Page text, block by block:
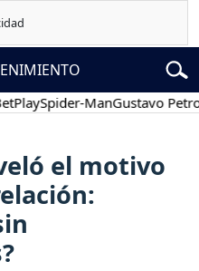
Spider-ManGustavo Petro
el motivo